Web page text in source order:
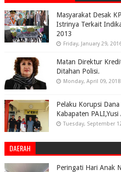
Masyarakat Desak
Istrinya Terkait
2013
Friday, January 29,
Matan Direktur
Ditahan Polisi.
Monday, April 09, 2018
Pelaku Korupsi
Kabapaten
Tuesday, September
DAERAH
Peringati Hari Anak